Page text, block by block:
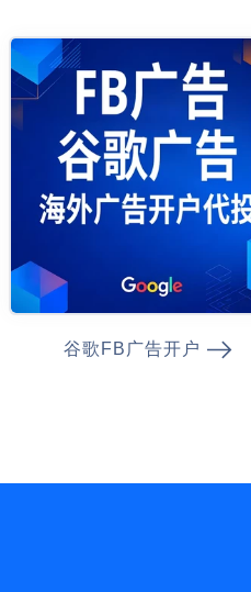
谷歌FB广告开户